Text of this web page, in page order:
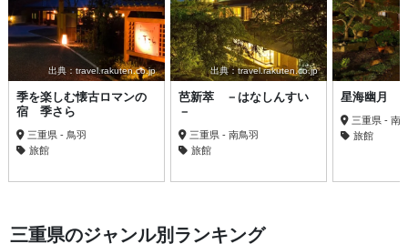
出典：travel.rakuten.co.jp
季を楽しむ懐古ロマンの
宿 季さら
三重県 - 鳥羽
旅館
出典：travel.rakuten.co.jp
芭新萃 －はなしんすい
－
三重県 - 南鳥羽
旅館
星海幽月
三重県 - 南
旅館
三重県のジャンル別ランキング